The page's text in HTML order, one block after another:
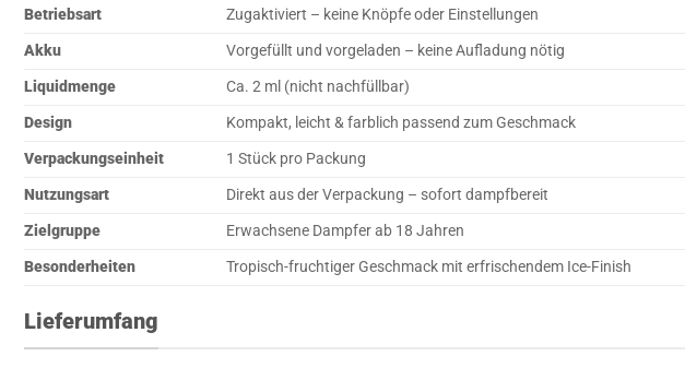
Betriebsart
Zugaktiviert – keine Knöpfe oder Einstellungen
Akku
Vorgefüllt und vorgeladen – keine Aufladung nötig
Liquidmenge
Ca. 2 ml (nicht nachfüllbar)
Design
Kompakt, leicht & farblich passend zum Geschmack
Verpackungseinheit
1 Stück pro Packung
Nutzungsart
Direkt aus der Verpackung – sofort dampfbereit
Zielgruppe
Erwachsene Dampfer ab 18 Jahren
Besonderheiten
Tropisch-fruchtiger Geschmack mit erfrischendem Ice-Finish
Lieferumfang